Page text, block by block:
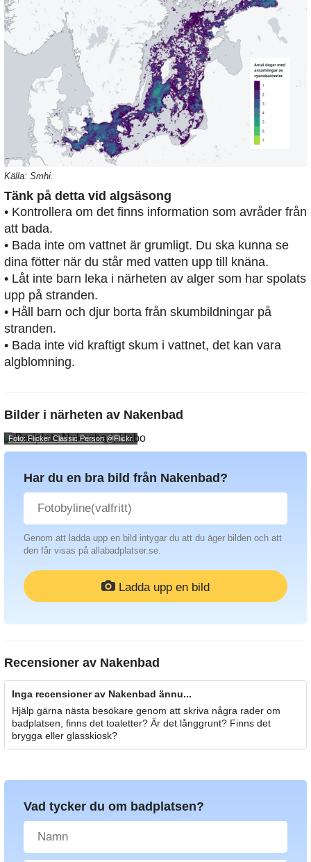
Källa: Smhi.
Tänk på detta vid algsäsong
• Kontrollera om det finns information som avråder från
att bada.
• Bada inte om vattnet är grumligt. Du ska kunna se
dina fötter när du står med vatten upp till knäna.
• Låt inte barn leka i närheten av alger som har spolats
upp på stranden.
• Håll barn och djur borta från skumbildningar på
stranden.
• Bada inte vid kraftigt skum i vattnet, det kan vara
algblomning.
Bilder i närheten av Nakenbad
Foto: Flicker Classic Person@Flickr.
Har du en bra bild från Nakenbad?
Genom att ladda upp en bild intygar du att du äger bilden och att
den får visas på allabadplatser.se.
Ladda upp en bild
Recensioner av Nakenbad
Inga recensioner av Nakenbad ännu...
Hjälp gärna nästa besökare genom att skriva några rader om
badplatsen, finns det toaletter? Är det långgrunt? Finns det
brygga eller glasskiosk?
Vad tycker du om badplatsen?